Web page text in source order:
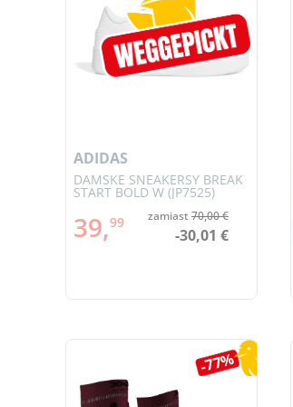
DAMSKE SNEAKERSY BREAK
START BOLD W (JP7525)
ADIDAS
39,99 zamiast 70,00 €
-30,01 €
Pomiń galerię produktów
-77%